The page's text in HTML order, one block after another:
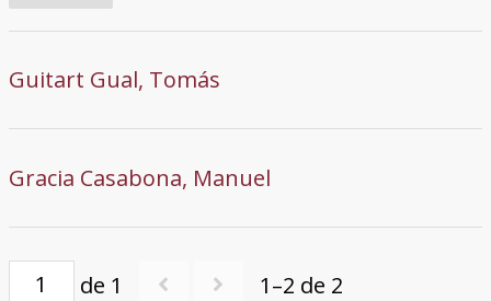
Guitart Gual, Tomás
Gracia Casabona, Manuel
de 1 1–2 de 2